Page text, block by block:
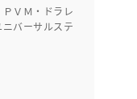
ＶＭ・ドラレ
バーサルステ